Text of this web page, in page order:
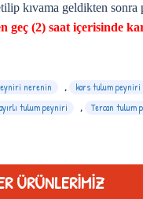
kıvama geldikten sonra
(2) saat içerisinde
nerenin , kars tulum peyniri
tulum peyniri , Tercan tulum
ÜRÜNLERIMIZ